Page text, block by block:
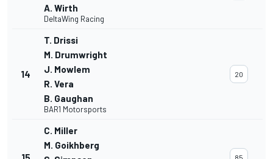
A. Wirth
DeltaWing Racing
14
T. Drissi
M. Drumwright
J. Mowlem
R. Vera
B. Gaughan
BAR1 Motorsports
20
C. Miller
M. Goikhberg
85